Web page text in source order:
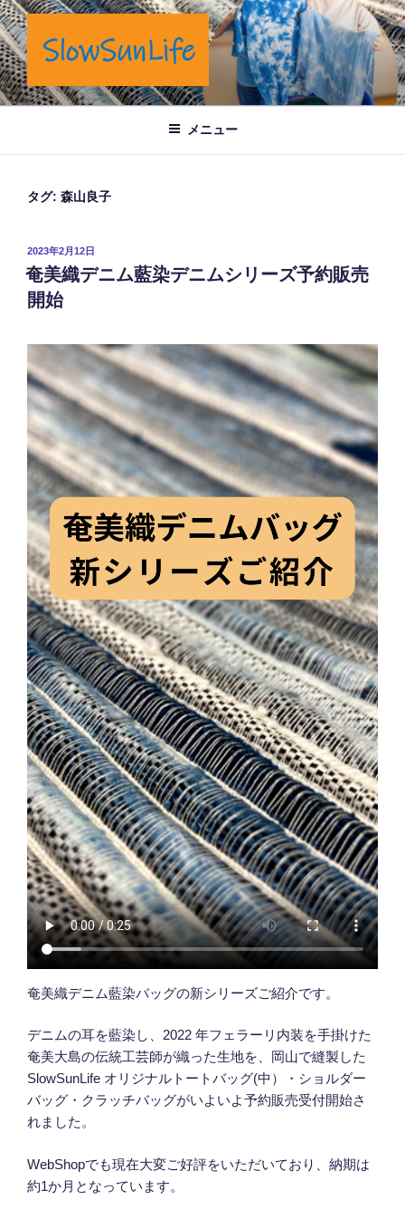
コ
ン
テ
ン
ツ
岡山市奉還町でカフェと藍染商品を製造販売しています。
メニュー
タグ: 森山良子
投
稿
日:
2023年2月12日
奄美織デニム藍染デニムシリーズ予約販売
開始
奄美織デニム藍染バッグの新シリーズご紹介です。
デニムの耳を藍染し、2022 年フェラーリ内装を手掛けた
奄美大島の伝統工芸師が織った生地を、岡山で縫製した
SlowSunLife オリジナルトートバッグ(中）・ショルダー
バッグ・クラッチバッグがいよいよ予約販売受付開始さ
れました。
WebShopでも現在大変ご好評をいただいており、納期は
約1か月となっています。